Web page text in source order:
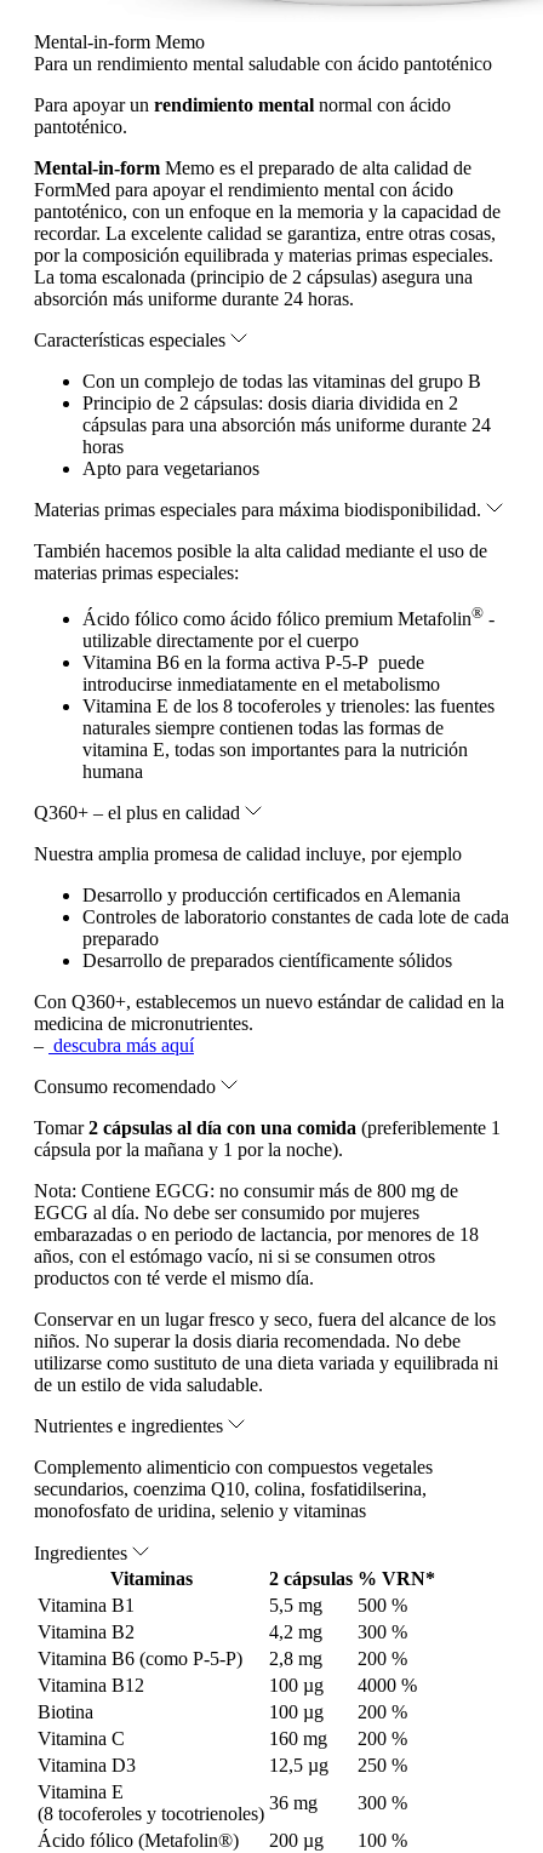
Mental-in-form Memo
Para un rendimiento mental saludable con ácido pantoténico
Para apoyar un rendimiento mental normal con ácido
pantoténico.
Mental-in-form Memo es el preparado de alta calidad de
FormMed para apoyar el rendimiento mental con ácido
pantoténico, con un enfoque en la memoria y la capacidad de
recordar. La excelente calidad se garantiza, entre otras cosas,
por la composición equilibrada y materias primas especiales.
La toma escalonada (principio de 2 cápsulas) asegura una
absorción más uniforme durante 24 horas.
Características especiales
Con un complejo de todas las vitaminas del grupo B
Principio de 2 cápsulas: dosis diaria dividida en 2
cápsulas para una absorción más uniforme durante 24
horas
Apto para vegetarianos
Materias primas especiales para máxima biodisponibilidad.
También hacemos posible la alta calidad mediante el uso de
materias primas especiales:
Ácido fólico como ácido fólico premium Metafolin® -
utilizable directamente por el cuerpo
Vitamina B6 en la forma activa P-5-P puede
introducirse inmediatamente en el metabolismo
Vitamina E de los 8 tocoferoles y trienoles: las fuentes
naturales siempre contienen todas las formas de
vitamina E, todas son importantes para la nutrición
humana
Q360+ – el plus en calidad
Nuestra amplia promesa de calidad incluye, por ejemplo
Desarrollo y producción certificados en Alemania
Controles de laboratorio constantes de cada lote de cada
preparado
Desarrollo de preparados científicamente sólidos
Con Q360+, establecemos un nuevo estándar de calidad en la
medicina de micronutrientes.
– descubra más aquí
Consumo recomendado
Tomar2 cápsulas al día con una comida (preferiblemente 1
cápsula por la mañana y 1 por la noche).
Nota: Contiene EGCG: no consumir más de 800 mg de
EGCG al día. No debe ser consumido por mujeres
embarazadas o en periodo de lactancia, por menores de 18
años, con el estómago vacío, ni si se consumen otros
productos con té verde el mismo día.
Conservar en un lugar fresco y seco, fuera del alcance de los
niños. No superar la dosis diaria recomendada. No debe
utilizarse como sustituto de una dieta variada y equilibrada ni
de un estilo de vida saludable.
Nutrientes e ingredientes
Complemento alimenticio con compuestos vegetales
secundarios, coenzima Q10, colina, fosfatidilserina,
monofosfato de uridina, selenio y vitaminas
Ingredientes
Vitaminas
2 cápsulas % VRN*
Vitamina B1
5,5 mg
500 %
Vitamina B2
4,2 mg
300 %
Vitamina B6 (como P-5-P)
2,8 mg
200 %
Vitamina B12
100 µg
4000 %
Biotina
100 µg
200 %
Vitamina C
160 mg
200 %
Vitamina D3
12,5 µg
250 %
Vitamina E
(8 tocoferoles y tocotrienoles)
36 mg
300 %
Ácido fólico (Metafolin®)
200 µg
100 %